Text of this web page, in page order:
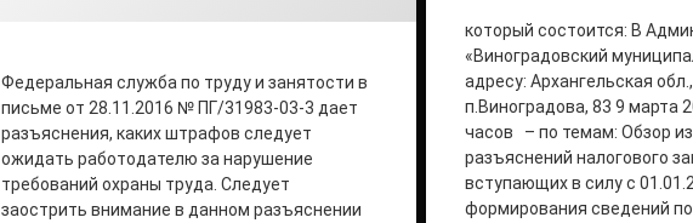
Федеральная служба по труду и занятости в
письме от 28.11.2016 № ПГ/31983-03-3 дает
разъяснения, каких штрафов следует
ожидать работодателю за нарушение
требований охраны труда. Следует
заострить внимание в данном разъяснении
который состоится: В
«Виноградовский
адресу: Архангельская
п.Виноградова, 83 9 марта
часов – по темам: Обзор
разъяснений налогового
вступающих в силу с
формирования сведений